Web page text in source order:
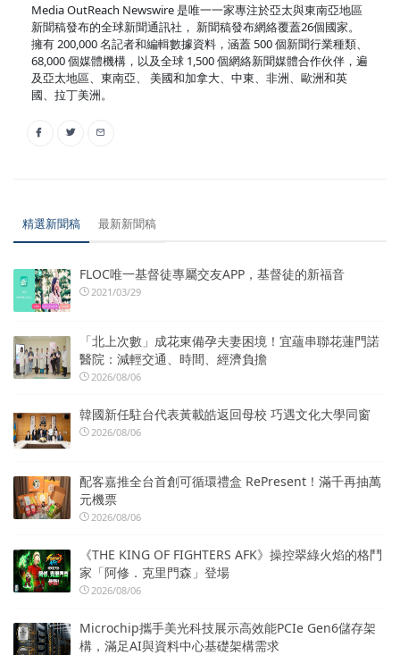
Media OutReach Newswire 是唯一一家專注於亞太與東南亞地區
新聞稿發布的全球新聞通訊社， 新聞稿發布網絡覆蓋26個國家。
擁有 200,000 名記者和編輯數據資料，涵蓋 500 個新聞行業種類、
68,000 個媒體機構，以及全球 1,500 個網絡新聞媒體合作伙伴，遍
及亞太地區、東南亞、 美國和加拿大、中東、非洲、歐洲和英
國、拉丁美洲。
精選新聞稿 最新新聞稿
FLOC唯一基督徒專屬交友APP，基督徒的新福音
2021/03/29
「北上次數」成花東備孕夫妻困境！宜蘊串聯花蓮門諾
醫院：減輕交通、時間、經濟負擔
2026/08/06
韓國新任駐台代表黃載皓返回母校 巧遇文化大學同窗
2026/08/06
配客嘉推全台首創可循環禮盒 RePresent！滿千再抽萬
元機票
2026/08/06
《THE KING OF FIGHTERS AFK》操控翠綠火焰的格鬥
家「阿修．克里門森」登場
2026/08/06
Microchip攜手美光科技展示高效能PCIe Gen6儲存架
構，滿足AI與資料中心基礎架構需求